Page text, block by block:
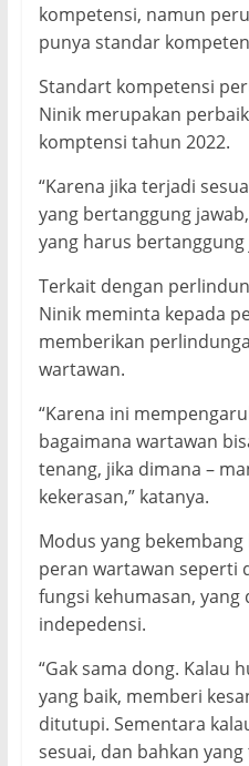
kompetensi, namun
punya standar
Standart kompetensi
Ninik merupakan
komptensi tahun 2022.
“Karena jika terjadi
yang bertanggung
yang harus bertanggung
Terkait dengan
Ninik meminta kepada
memberikan
wartawan.
“Karena ini
bagaimana wartawan
tenang, jika dimana –
kekerasan,” katanya.
Modus yang
peran wartawan seperti
fungsi kehumasan,
indepedensi.
“Gak sama dong. Kalau
yang baik, memberi
ditutupi. Sementara
sesuai, dan bahkan